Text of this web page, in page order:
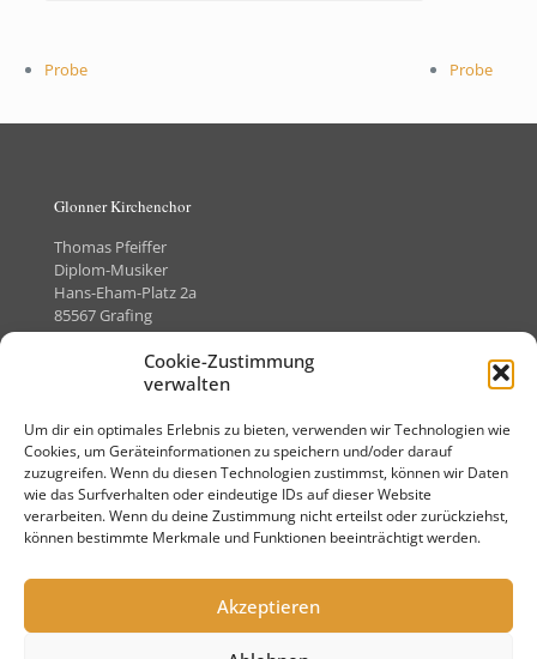
Cookie-Zustimmung
verwalten
Um dir ein optimales Erlebnis zu bieten, verwenden wir Technologien wie
Cookies, um Geräteinformationen zu speichern und/oder darauf
zuzugreifen. Wenn du diesen Technologien zustimmst, können wir Daten
wie das Surfverhalten oder eindeutige IDs auf dieser Website
verarbeiten. Wenn du deine Zustimmung nicht erteilst oder zurückziehst,
können bestimmte Merkmale und Funktionen beeinträchtigt werden.
Akzeptieren
Probe Probe
Glonner Kirchenchor
Thomas Pfeiffer
Diplom-Musiker
Hans-Eham-Platz 2a
85567 Grafing
Telefon +49 (0)8092-8505373
Kontakt
Impressum
Datenschutz